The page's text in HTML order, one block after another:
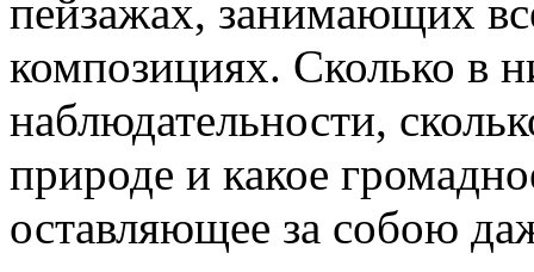
пейзажах, занимающих
композициях. Сколько в
наблюдательности,
природе и какое
оставляющее за собою